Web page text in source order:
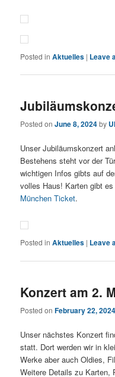
Posted in Aktuelles | Leave
Posted onJune 8, 2024by
Unser Jubiläumskonzert
Bestehens steht vor der
wichtigen Infos gibts auf
volles Haus! Karten gibt
München Ticket.
Posted in Aktuelles | Leave
Konzert am 2.
Posted onFebruary 22, 2024
Unser nächstes Konzert
statt. Dort werden wir in
Werke aber auch Oldies,
Weitere Details zu Karten,